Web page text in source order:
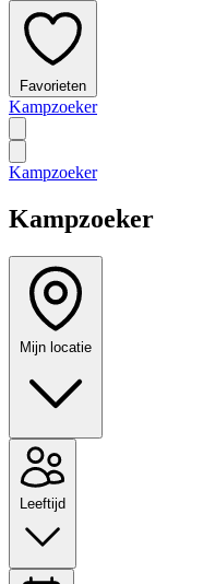
Favorieten
Kampzoeker
Kampzoeker
Kampzoeker
Mijn locatie
Leeftijd